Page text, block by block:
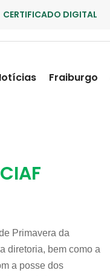
CERTIFICADO DIGITAL
Fraiburgo
Primavera da
diretoria, bem como a
a posse dos